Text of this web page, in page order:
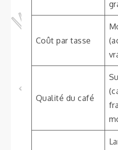
Coût par tasse
Qualité du café